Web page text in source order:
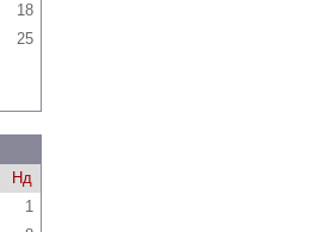
18
25
Нд
1